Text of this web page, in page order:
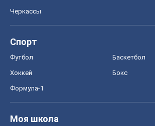
Черкассы
Спорт
Футбол Баскетбол
Хоккей Бокс
Формула-1
Моя школа